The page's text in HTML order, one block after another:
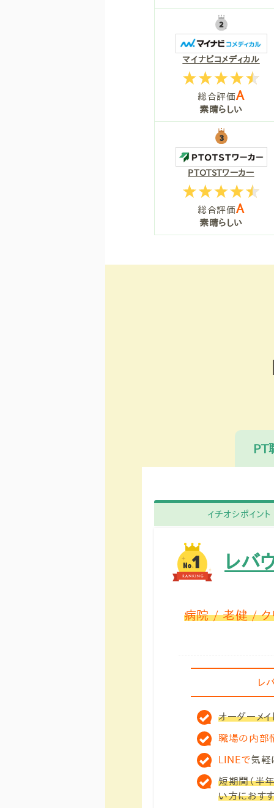
マイナビコメディカル
総合評価A
素晴らしい
PTOTSTワーカー
総合評価A
素晴らしい
PT
イチオシポイント
レバ
病院 / 老健 / ク
レ
オーダーメ
職場の内部
LINEで気軽
短期間（半
い方におす